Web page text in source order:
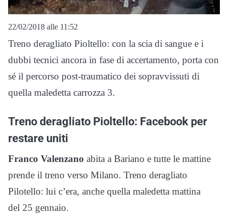
22/02/2018 alle 11:52
Treno deragliato Pioltello: con la scia di sangue e i
dubbi tecnici ancora in fase di accertamento, porta con
sé il percorso post-traumatico dei sopravvissuti di
quella maledetta carrozza 3.
Treno deragliato Pioltello: Facebook per
restare uniti
Franco Valenzano abita a Bariano e tutte le mattine
prende il treno verso Milano. Treno deragliato
Pilotello: lui c’era, anche quella maledetta mattina
del 25 gennaio.